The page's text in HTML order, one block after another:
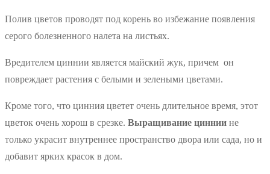
Полив цветов проводят под корень во избежание появления
серого болезненного налета на листьях.
Вредителем циннии является майский жук, причем он
повреждает растения с белыми и зелеными цветами.
Кроме того, что цинния цветет очень длительное время, этот
цветок очень хорош в срезке. Выращивание циннии не
только украсит внутреннее пространство двора или сада, но и
добавит ярких красок в дом.